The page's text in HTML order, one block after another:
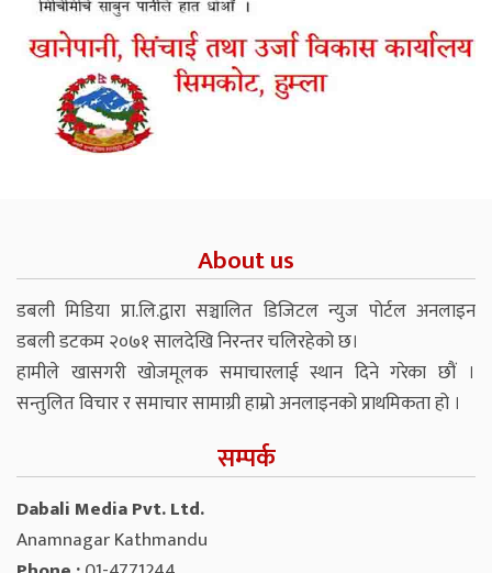
About us
डबली मिडिया प्रा.लि.द्वारा सञ्चालित डिजिटल न्युज पोर्टल अनलाइन
डबली डटकम २०७१ सालदेखि निरन्तर चलिरहेको छ।
हामीले खासगरी खोजमूलक समाचारलाई स्थान दिने गरेका छौं ।
सन्तुलित विचार र समाचार सामाग्री हाम्रो अनलाइनको प्राथमिकता हो ।
सम्पर्क
Dabali Media Pvt. Ltd.
Anamnagar Kathmandu